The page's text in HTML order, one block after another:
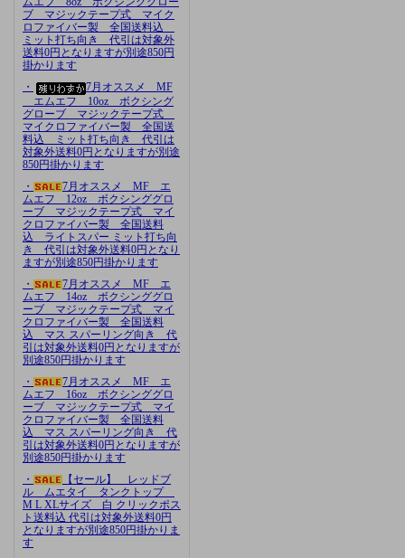
ブ マジックテープ式 マイク
ロファイバー製 全国送料込
ミット打ち向き 代引は対象外
送料0円となりますが別途850円
掛かります
・
7月オススメ MF
エムエフ 10oz ボクシング
グローブ マジックテープ式
マイクロファイバー製 全国送
料込 ミット打ち向き 代引は
対象外送料0円となりますが別途
850円掛かります
・
7月オススメ MF エ
ムエフ 12oz ボクシンググロ
ーブ マジックテープ式 マイ
クロファイバー製 全国送料
込 ライトスパー ミット打ち向
き 代引は対象外送料0円となり
ますが別途850円掛かります
・
7月オススメ MF エ
ムエフ 14oz ボクシンググロ
ーブ マジックテープ式 マイ
クロファイバー製 全国送料
込 マス スパーリング向き 代
引は対象外送料0円となりますが
別途850円掛かります
・
7月オススメ MF エ
ムエフ 16oz ボクシンググロ
ーブ マジックテープ式 マイ
クロファイバー製 全国送料
込 マス スパーリング向き 代
引は対象外送料0円となりますが
別途850円掛かります
・
【セール】 レッドブ
ル ムエタイ タンクトップ
M L XLサイズ 白 クリックポス
ト送料込 代引は対象外送料0円
となりますが別途850円掛かりま
す